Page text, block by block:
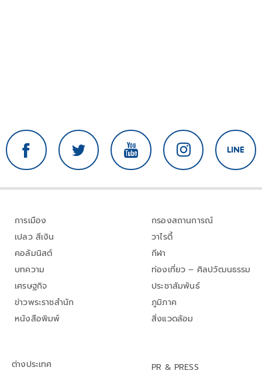
การเมือง
เปลว สีเงิน
คอลัมนิสต์
บทความ
เศรษฐกิจ
ข่าวพระราชสำนัก
หนังสือพิมพ์
กรองสถานการณ์
วาไรตี้
กีฬา
ท่องเที่ยว – ศิลปวัฒนธรรม
ประชาสัมพันธ์
ภูมิภาค
สิ่งแวดล้อม
ต่างประเทศ PR & PRESS